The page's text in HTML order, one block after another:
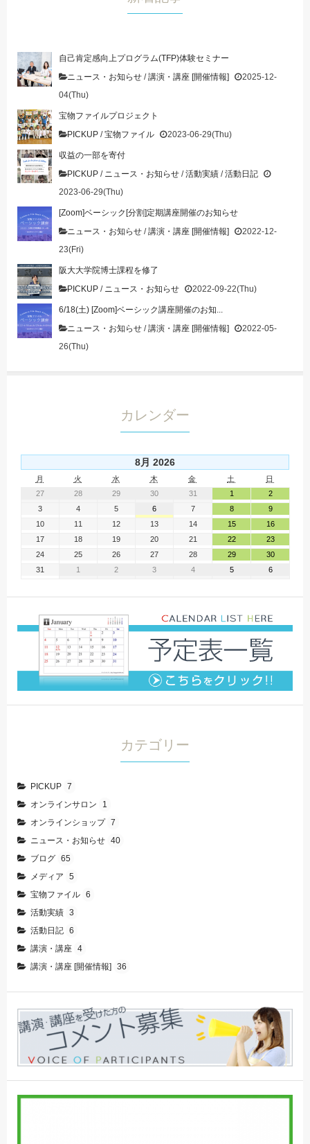
自己肯定感向上プログラム(TFP)体験セミナー
ニュース・お知らせ /講演・講座 [開催情報]
2025-12-
04(Thu)
宝物ファイルプロジェクト
PICKUP /宝物ファイル 2023-06-29(Thu)
収益の一部を寄付
PICKUP / ニュース・お知らせ /活動実績 /活動日記
2023-06-29(Thu)
[Zoom]ベーシック[分割]定期講座開催のお知らせ
ニュース・お知らせ /講演・講座 [開催情報]
2022-12-
23(Fri)
阪大大学院博士課程を修了
PICKUP / ニュース・お知らせ 2022-09-22(Thu)
6/18(土) [Zoom]ベーシック講座開催のお知...
ニュース・お知らせ /講演・講座 [開催情報]
2022-05-
26(Thu)
カレンダー
8月 2026
月 火 水 木 金 土
日
27
28 29 30 31 1
2
3
4 5 6 7 8
9
10
11 12 13 14 15
16
17
18 19 20 21 22
23
24
25 26 27 28 29
30
31
1 2 3 4 5 6
カテゴリー
PICKUP 7
オンラインサロン
1
オンラインショップ 7
ニュース・お知らせ 40
ブログ 65
メディア
5
宝物ファイル 6
活動実績 3
活動日記 6
講演・講座 4
講演・講座 [開催情報] 36